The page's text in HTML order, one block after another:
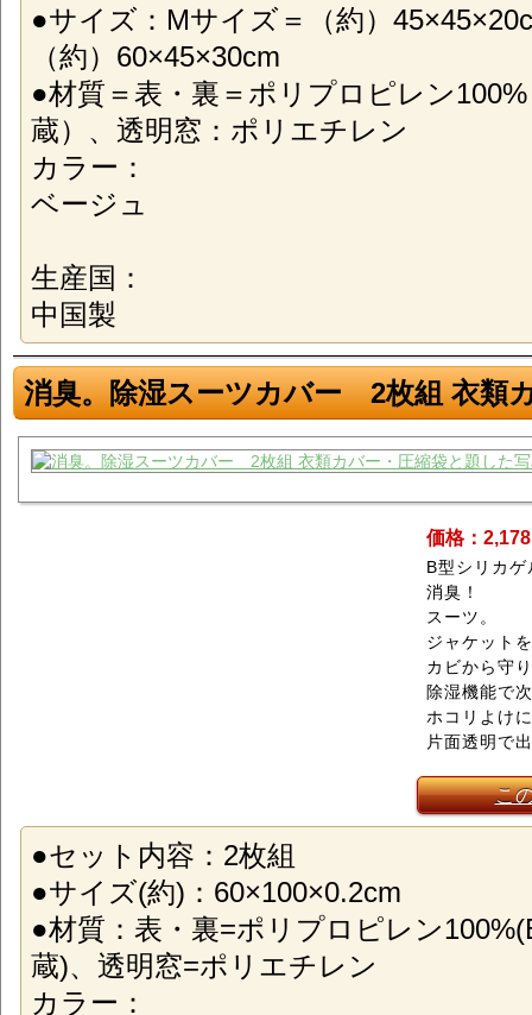
●サイズ：Mサイズ＝（約）
（約）60×45×30cm
●材質＝表・裏＝ポリプロピレン
蔵）、透明窓：ポリエチレン
カラー：
ベージュ
生産国：
中国製
消臭。除湿スーツカバー 2枚組 衣類
価格：
B型シリカ
消臭！
スーツ。
ジャケット
カビから守
除湿機能で
ホコリよけ
片面透明で
こ
●セット内容：2枚組
●サイズ(約)：60×100×0.2cm
●材質：表・裏=ポリプロピレン
蔵)、透明窓=ポリエチレン
カラー：